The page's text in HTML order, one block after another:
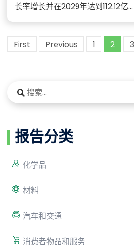
长率增长并在2029年达到112.12亿...
First Previous 1 2 3
报告分类
化学品
材料
汽车和交通
消费者物品和服务